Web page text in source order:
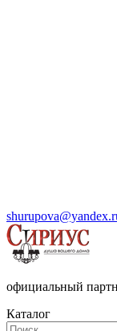
официальный
Каталог